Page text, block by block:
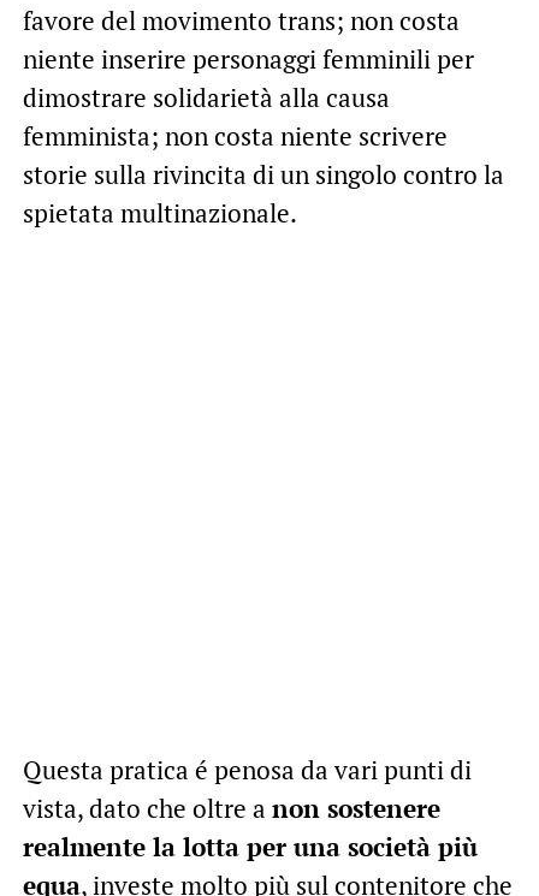
favore del movimento trans; non costa
niente inserire personaggi femminili per
dimostrare solidarietà alla causa
femminista; non costa niente scrivere
storie sulla rivincita di un singolo contro la
spietata multinazionale.
Questa pratica é penosa da vari punti di
vista, dato che oltre a non sostenere
realmente la lotta per una società più
equa, investe molto più sul contenitore che